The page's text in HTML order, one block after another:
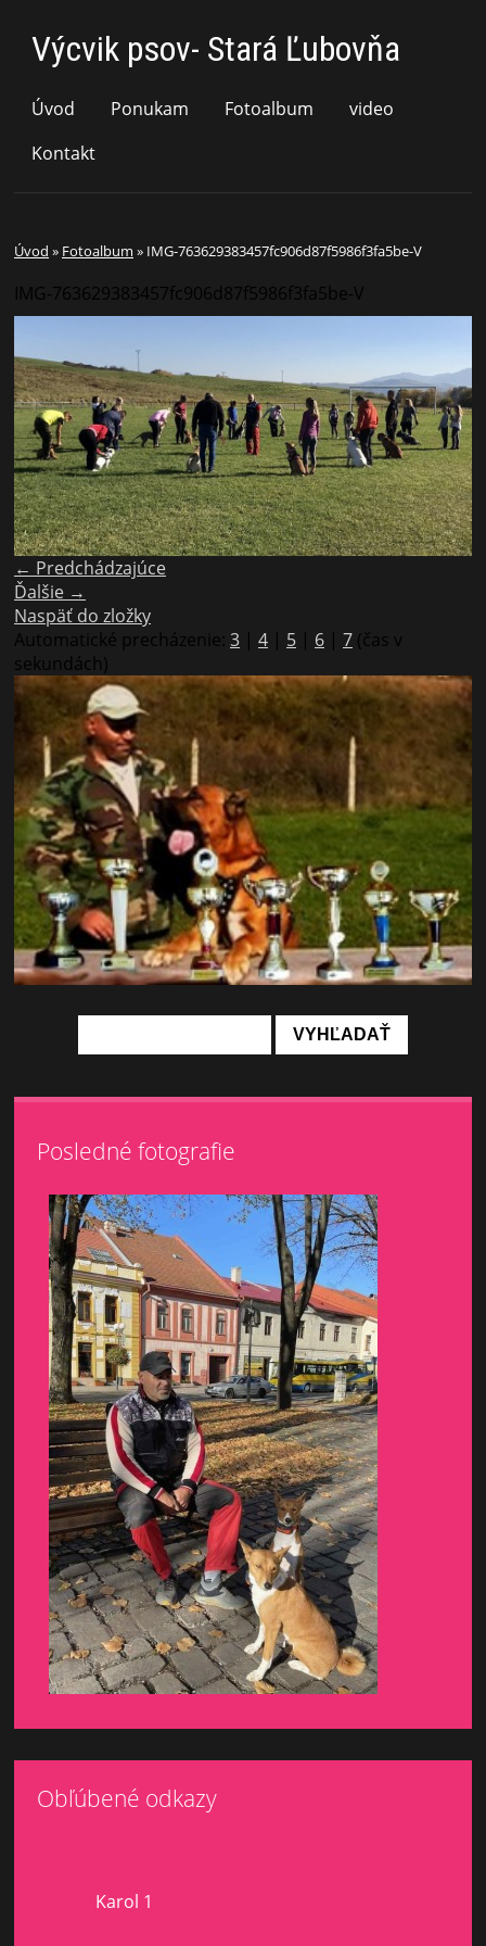
Výcvik psov- Stará Ľubovňa
Úvod Ponukam Fotoalbum
video
Kontakt
Úvod » Fotoalbum » IMG-763629383457fc906d87f5986f3fa5be-V
IMG-763629383457fc906d87f5986f3fa5be-V
← Predchádzajúce
Ďalšie →
Naspäť do zložky
Automatické precházenie: 3 | 4 | 5 | 6 | 7 (čas v
sekundách)
Posledné fotografie
Obľúbené odkazy
Karol 1